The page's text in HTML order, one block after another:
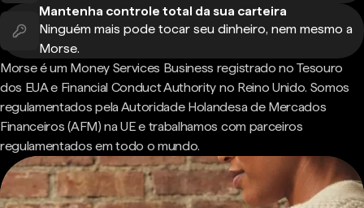
Mantenha controle total da sua carteira
Ninguém mais pode tocar seu dinheiro, nem mesmo a
Morse.
Morse é um Money Services Business registrado no Tesouro
dos EUA e Financial Conduct Authority no Reino Unido. Somos
regulamentados pela Autoridade Holandesa de Mercados
Financeiros (AFM) na UE e trabalhamos com parceiros
regulamentados em todo o mundo.